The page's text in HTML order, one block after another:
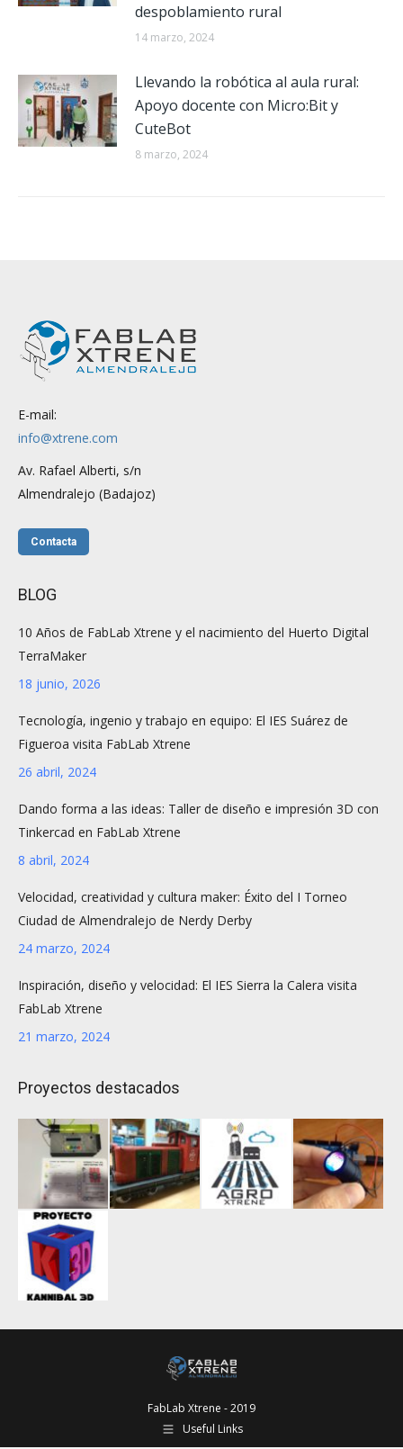
despoblamiento rural
14 marzo, 2024
Llevando la robótica al aula rural:
Apoyo docente con Micro:Bit y
CuteBot
8 marzo, 2024
E-mail:
info@xtrene.com
Av. Rafael Alberti, s/n
Almendralejo (Badajoz)
Contacta
BLOG
10 Años de FabLab Xtrene y el nacimiento del Huerto Digital
TerraMaker
18 junio, 2026
Tecnología, ingenio y trabajo en equipo: El IES Suárez de
Figueroa visita FabLab Xtrene
26 abril, 2024
Dando forma a las ideas: Taller de diseño e impresión 3D con
Tinkercad en FabLab Xtrene
8 abril, 2024
Velocidad, creatividad y cultura maker: Éxito del I Torneo
Ciudad de Almendralejo de Nerdy Derby
24 marzo, 2024
Inspiración, diseño y velocidad: El IES Sierra la Calera visita
FabLab Xtrene
21 marzo, 2024
Proyectos destacados
FabLab Xtrene - 2019
Useful Links